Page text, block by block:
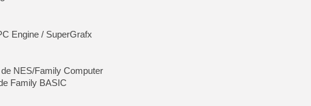
Engine / SuperGrafx
NES/Family Computer
Family BASIC